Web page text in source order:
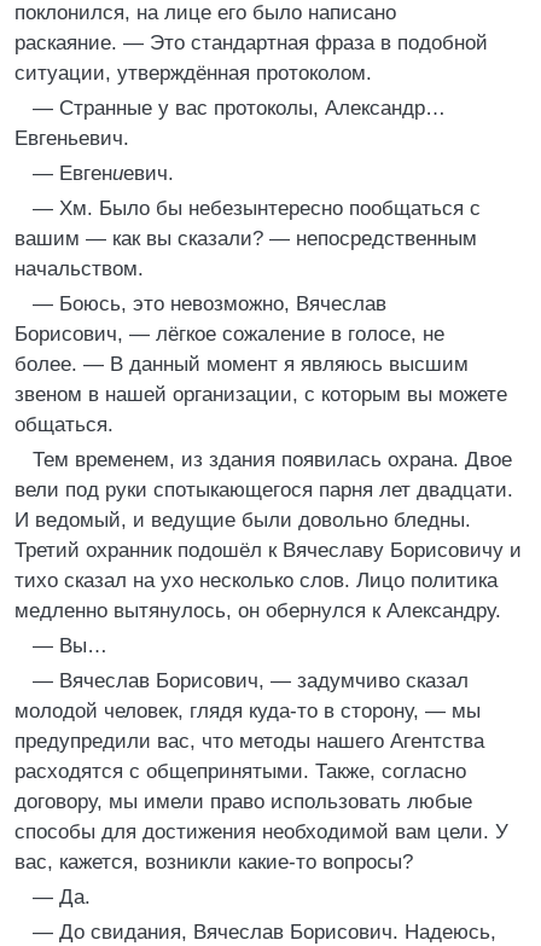
поклонился, на лице его было написано
раскаяние. — Это стандартная фраза в подобной
ситуации, утверждённая протоколом.
— Странные у вас протоколы, Александр…
Евгеньевич.
— Евгениевич.
— Хм. Было бы небезынтересно пообщаться с
вашим — как вы сказали? — непосредственным
начальством.
— Боюсь, это невозможно, Вячеслав
Борисович, — лёгкое сожаление в голосе, не
более. — В данный момент я являюсь высшим
звеном в нашей организации, с которым вы можете
общаться.
Тем временем, из здания появилась охрана. Двое
вели под руки спотыкающегося парня лет двадцати.
И ведомый, и ведущие были довольно бледны.
Третий охранник подошёл к Вячеславу Борисовичу и
тихо сказал на ухо несколько слов. Лицо политика
медленно вытянулось, он обернулся к Александру.
— Вы…
— Вячеслав Борисович, — задумчиво сказал
молодой человек, глядя куда-то в сторону, — мы
предупредили вас, что методы нашего Агентства
расходятся с общепринятыми. Также, согласно
договору, мы имели право использовать любые
способы для достижения необходимой вам цели. У
вас, кажется, возникли какие-то вопросы?
— Да.
— До свидания, Вячеслав Борисович. Надеюсь,